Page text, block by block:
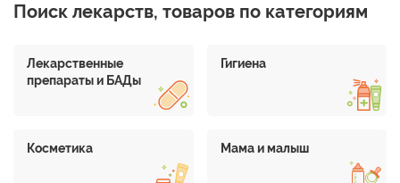
Поиск лекарств, товаров по категориям
Лекарственные
препараты и БАДы
Гигиена
Косметика Мама и малыш